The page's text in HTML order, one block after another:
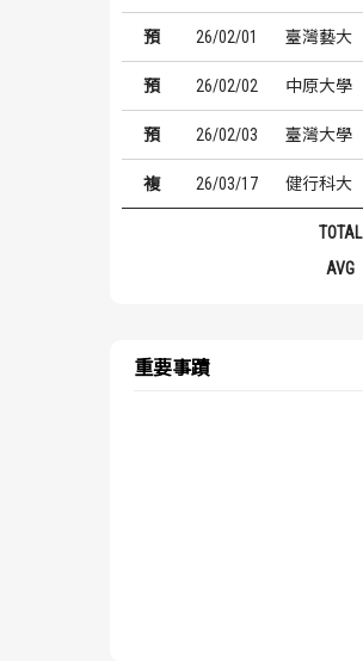
預 26/02/01 臺灣藝大
預 26/02/02 中原大學
預 26/02/03 臺灣大學
複 26/03/17 健行科大
TOTAL
AVG
重要事蹟